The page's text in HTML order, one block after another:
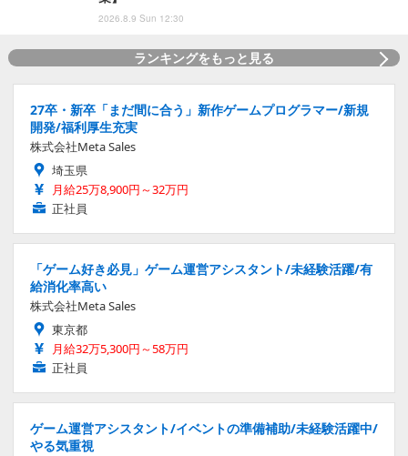
2026.8.9 Sun 12:30
ランキングをもっと見る
27卒・新卒「まだ間に合う」新作ゲームプログラマー/新規
開発/福利厚生充実
株式会社Meta Sales
埼玉県
月給25万8,900円～32万円
正社員
「ゲーム好き必見」ゲーム運営アシスタント/未経験活躍/有
給消化率高い
株式会社Meta Sales
東京都
月給32万5,300円～58万円
正社員
ゲーム運営アシスタント/イベントの準備補助/未経験活躍中/
やる気重視